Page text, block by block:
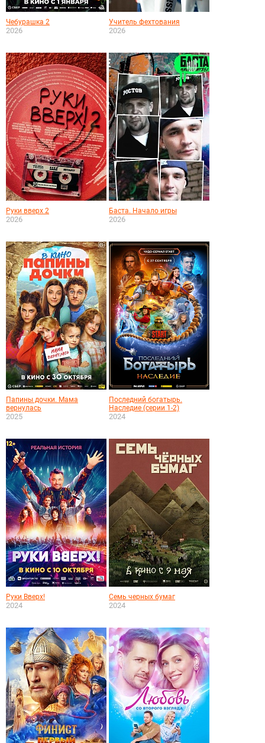
Чебурашка 2
2026
Учитель фехтования
2026
Руки вверх 2
2026
Баста. Начало игры
2026
Папины дочки. Мама
вернулась
2025
Последний богатырь.
Наследие (серии 1-2)
2024
Руки Вверх!
2024
Семь черных бумаг
2024